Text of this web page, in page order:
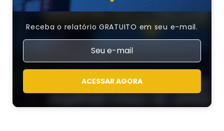
Receba o relatório GRATUITO em seu e-mail.
ACESSAR AGORA